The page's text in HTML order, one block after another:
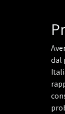
dal